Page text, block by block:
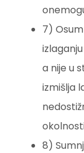
7)
a nije u
izmišlja
8)